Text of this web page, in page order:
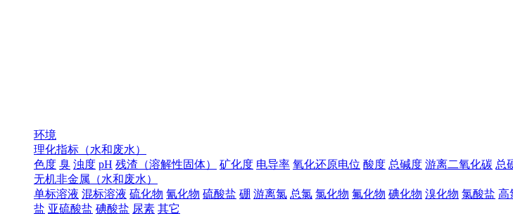
环境
理化指标（水和废水）
色度 臭 浊度 pH 残渣（溶解性固体） 矿化度 电导率 氧化还原电位 酸度 总碱度 游离二氧化碳 总
无机非金属（水和废水）
单标溶液 混标溶液 硫化物 氰化物 硫酸盐 硼 游离氯 总氯 氯化物 氟化物 碘化物 溴化物 氯酸盐 高
盐 亚硫酸盐 碘酸盐 尿素 其它